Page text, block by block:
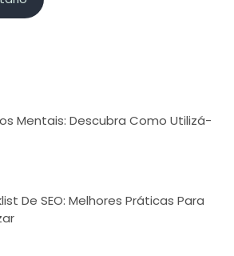
Mentais: Descubra Como Utilizá-
De SEO: Melhores Práticas Para